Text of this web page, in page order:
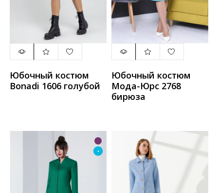
Юбочный костюм
Bonadi 1606 голубой
Юбочный костюм
Мода-Юрс 2768
бирюза